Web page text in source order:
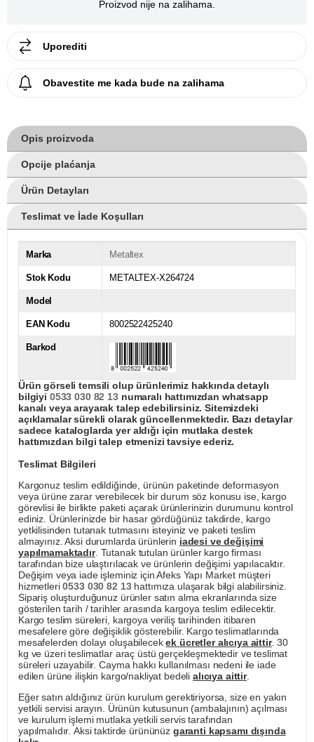
Proizvod nije na zalihama.
Uporediti
Obavestite me kada bude na zalihama
Opis proizvoda
Opcije plaćanja
Ürün Detayları
Teslimat ve İade Koşulları
Marka Metaltex
Stok Kodu METALTEX-X264724
Model
EAN Kodu 8002522425240
Barkod
Ürün görseli temsili olup ürünlerimiz hakkında detaylı
bilgiyi 0533 030 82 13numaralı hattımızdan whatsapp
kanalı veya arayarak talep edebilirsiniz. Sitemizdeki
açıklamalar sürekli olarak güncellenmektedir. Bazı detaylar
sadece kataloglarda yer aldığı için mutlaka destek
hattımızdan bilgi talep etmenizi tavsiye ederiz.
Teslimat Bilgileri
Kargonuz teslim edildiğinde, ürünün paketinde deformasyon
veya ürüne zarar verebilecek bir durum söz konusu ise, kargo
görevlisi ile birlikte paketi açarak ürünlerinizin durumunu kontrol
ediniz. Ürünlerinizde bir hasar gördüğünüz takdirde, kargo
yetkilisinden tutanak tutmasını isteyiniz ve paketi teslim
almayınız. Aksi durumlarda ürünlerin iadesi ve değişimi
yapılmamaktadır. Tutanak tutulan ürünler kargo firması
tarafından bize ulaştırılacak ve ürünlerin değişimi yapılacaktır.
Değişim veya iade işleminiz için Afeks Yapı Market müşteri
hizmetleri0533 030 82 13hattımıza ulaşarak bilgi alabilirsiniz.
Sipariş oluşturduğunuz ürünler satın alma ekranlarında size
gösterilen tarih / tarihler arasında kargoya teslim edilecektir.
Kargo teslim süreleri, kargoya veriliş tarihinden itibaren
mesafelere göre değişiklik gösterebilir. Kargo teslimatlarında
mesafelerden dolayı oluşabilecekek ücretler alıcıya aittir. 30
kg ve üzeri teslimatlar araç üstü gerçekleşmektedir ve teslimat
süreleri uzayabilir. Cayma hakkı kullanılması nedeni ile iade
edilen ürüne ilişkin kargo/nakliyat bedeli alıcıya aittir.
Eğer satın aldığınız ürün kurulum gerektiriyorsa, size en yakın
yetkili servisi arayın. Ürünün kutusunun (ambalajının) açılması
ve kurulum işlemi mutlaka yetkili servis tarafından
yapılmalıdır. Aksi taktirde ürününüz garanti kapsamı dışında